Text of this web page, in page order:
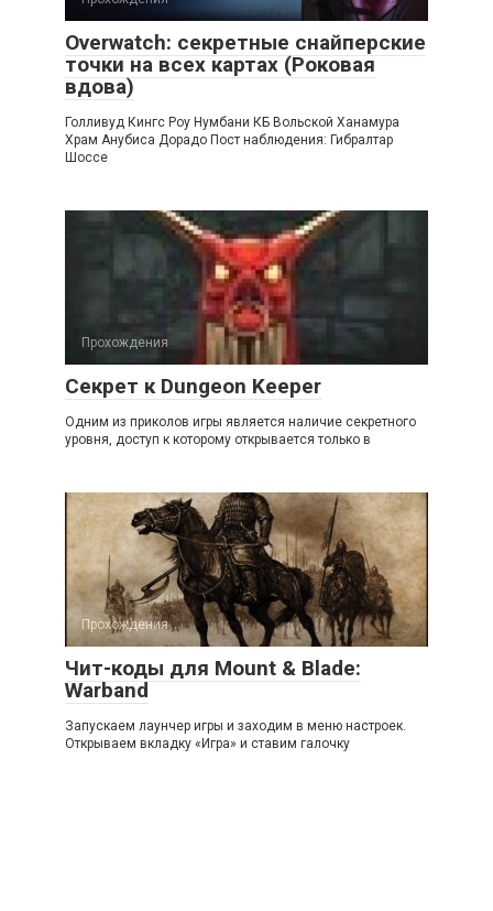
Overwatch: секретные снайперские
точки на всех картах (Роковая
вдова)
Голливуд Кингс Роу Нумбани КБ Вольской Ханамура
Храм Анубиса Дорадо Пост наблюдения: Гибралтар
Шоссе
Прохождения
Секрет к Dungeon Keeper
Одним из приколов игры является наличие секретного
уровня, доступ к которому открывается только в
Прохождения
Чит-коды для Mount & Blade:
Warband
Запускаем лаунчер игры и заходим в меню настроек.
Открываем вкладку «Игра» и ставим галочку